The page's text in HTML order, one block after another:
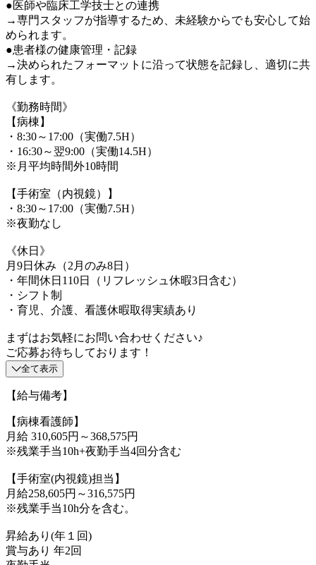
●医師や臨床工学技士との連携
→専門スタッフが指導するため、未経験からでも安心して始
められます。
●患者様の健康管理・記録
→決められたフォーマットに沿って状態を記録し、適切に共
有します。
《勤務時間》
【病棟】
・8:30～17:00（実働7.5H）
・16:30～翌9:00（実働14.5H）
※月平均時間外10時間
【手術室（内視鏡）】
・8:30～17:00（実働7.5H）
※夜勤なし
《休日》
月9日休み（2月のみ8日）
・年間休日110日（リフレッシュ休暇3日含む）
・シフト制
・育児、介護、看護休暇取得実績あり
まずはお気軽にお問い合わせください♪
ご応募お待ちしております！
全て表示
【給与備考】
【病棟看護師】
月給 310,605円～368,575円
※残業手当10h+夜勤手当4回分含む
【手術室(内視鏡)担当】
月給258,605円～316,575円
※残業手当10h分を含む。
昇給あり(年１回)
賞与あり 年2回